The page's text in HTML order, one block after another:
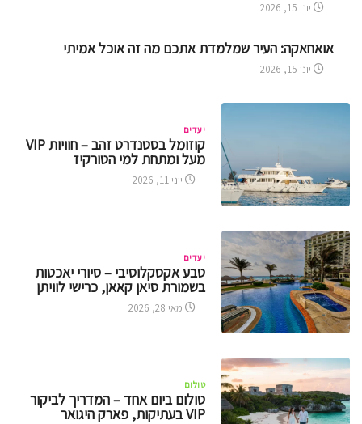
יוני 15, 2026
אואחאקה: העיר שמלמדת אתכם מה זה אוכל אמיתי
יוני 15, 2026
יעדים
קוזומל בסטנדרט זהב – חוויות VIP
מעל ומתחת למי הטורקיז
יוני 11, 2026
יעדים
טבע אקסקלוסיבי – סיורי יאכטות
בשמורת סיאן קאאן, כרישי לוויתן
מאי 28, 2026
טולום
טולום ביום אחד – המדריך לביקור
VIP בעתיקות, פארק היגואר